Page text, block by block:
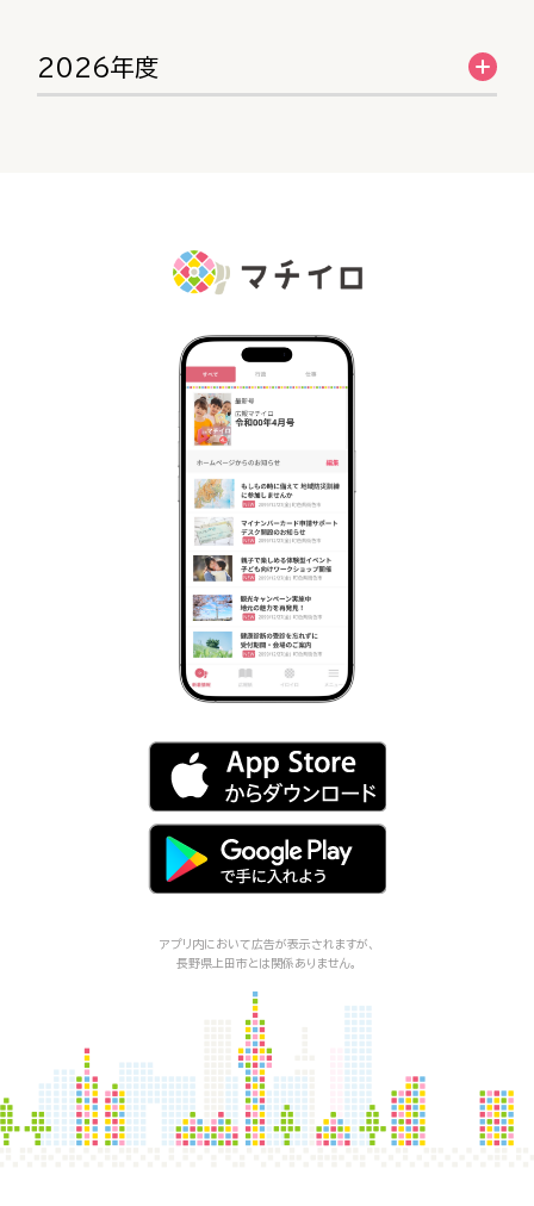
2026年度
アプリ内において広告が表示されますが、
長野県上田市とは関係ありません。